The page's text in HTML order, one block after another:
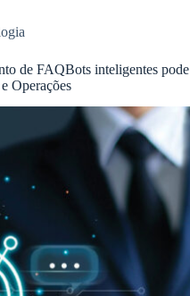
de FAQBots inteligentes pode
Operações